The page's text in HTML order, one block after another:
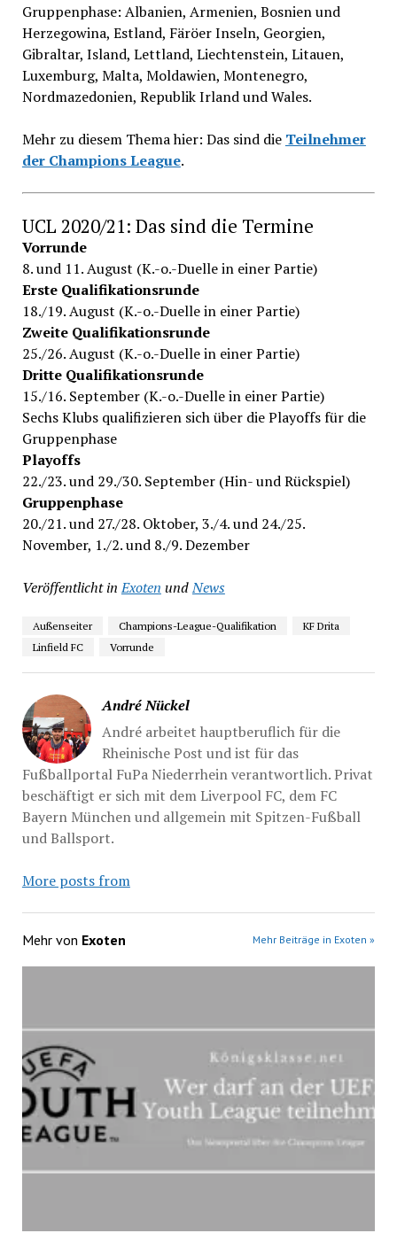
Gruppenphase: Albanien, Armenien, Bosnien und
Herzegowina, Estland, Färöer Inseln, Georgien,
Gibraltar, Island, Lettland, Liechtenstein, Litauen,
Luxemburg, Malta, Moldawien, Montenegro,
Nordmazedonien, Republik Irland und Wales.
Mehr zu diesem Thema hier: Das sind die Teilnehmer
der Champions League.
UCL 2020/21: Das sind die Termine
Vorrunde
8. und 11. August (K.-o.-Duelle in einer Partie)
Erste Qualifikationsrunde
18./19. August (K.-o.-Duelle in einer Partie)
Zweite Qualifikationsrunde
25./26. August (K.-o.-Duelle in einer Partie)
Dritte Qualifikationsrunde
15./16. September (K.-o.-Duelle in einer Partie)
Sechs Klubs qualifizieren sich über die Playoffs für die
Gruppenphase
Playoffs
22./23. und 29./30. September (Hin- und Rückspiel)
Gruppenphase
20./21. und 27./28. Oktober, 3./4. und 24./25.
November, 1./2. und 8./9. Dezember
Veröffentlicht in Exoten undNews
Außenseiter Champions-League-Qualifikation
KF Drita
Linfield FC
Vorrunde
André Nückel
André arbeitet hauptberuflich für die
Rheinische Post und ist für das
Fußballportal FuPa Niederrhein verantwortlich. Privat
beschäftigt er sich mit dem Liverpool FC, dem FC
Bayern München und allgemein mit Spitzen-Fußball
und Ballsport.
More posts from
Mehr von Exoten Mehr Beiträge in Exoten »